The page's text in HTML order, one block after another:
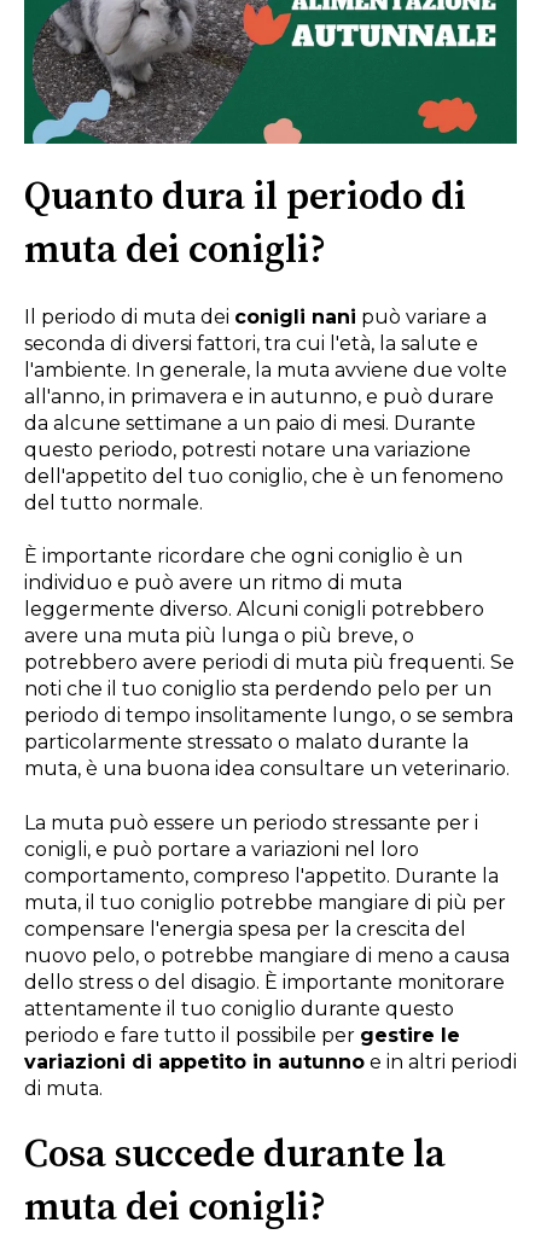
Quanto dura il periodo di
muta dei conigli?
Il periodo di muta dei conigli nani può variare a
seconda di diversi fattori, tra cui l'età, la salute e
l'ambiente. In generale, la muta avviene due volte
all'anno, in primavera e in autunno, e può durare
da alcune settimane a un paio di mesi. Durante
questo periodo, potresti notare una variazione
dell'appetito del tuo coniglio, che è un fenomeno
del tutto normale.
È importante ricordare che ogni coniglio è un
individuo e può avere un ritmo di muta
leggermente diverso. Alcuni conigli potrebbero
avere una muta più lunga o più breve, o
potrebbero avere periodi di muta più frequenti. Se
noti che il tuo coniglio sta perdendo pelo per un
periodo di tempo insolitamente lungo, o se sembra
particolarmente stressato o malato durante la
muta, è una buona idea consultare un veterinario.
La muta può essere un periodo stressante per i
conigli, e può portare a variazioni nel loro
comportamento, compreso l'appetito. Durante la
muta, il tuo coniglio potrebbe mangiare di più per
compensare l'energia spesa per la crescita del
nuovo pelo, o potrebbe mangiare di meno a causa
dello stress o del disagio. È importante monitorare
attentamente il tuo coniglio durante questo
periodo e fare tutto il possibile per gestire le
variazioni di appetito in autunno e in altri periodi
di muta.
Cosa succede durante la
muta dei conigli?